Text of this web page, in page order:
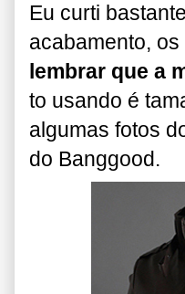
Eu curti
acabamento,
lembrar que a
to usando é
algumas fotos
do Banggood.